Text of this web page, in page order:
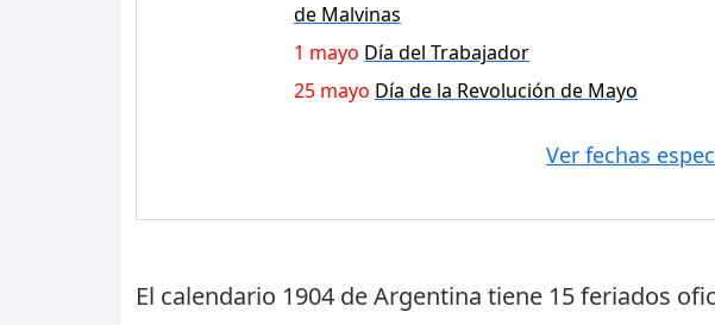
de Malvinas
1 mayo Día del Trabajador
25 mayo Día de la Revolución de Mayo
Ver fechas
El calendario 1904 de Argentina tiene 15 feriados